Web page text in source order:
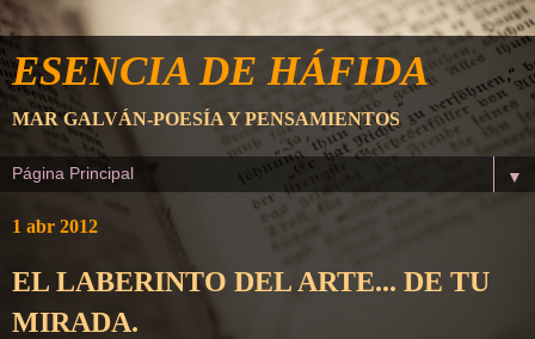
ESENCIA DE HÁFIDA
MAR GALVÁN-POESÍA Y PENSAMIENTOS
▼
1 abr 2012
EL LABERINTO DEL ARTE... DE TU
MIRADA.